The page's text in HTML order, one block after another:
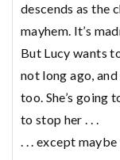
descends as the
mayhem. It’s
But Lucy wants
not long ago,
too. She’s going
to stop her . . .
. . . except